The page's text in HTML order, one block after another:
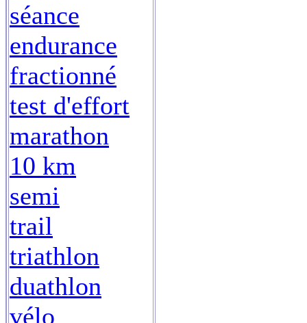
séance
endurance
fractionné
test d'effort
marathon
10 km
semi
trail
triathlon
duathlon
vélo